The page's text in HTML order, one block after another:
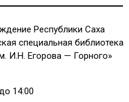
Республики Саха
специальная библиотека
И.Н. Егорова — Горного»
14:00